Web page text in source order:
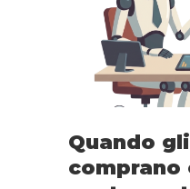
Quando
comprano